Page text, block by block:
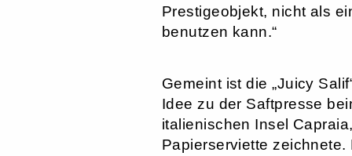
Prestigeobjekt, nicht als
benutzen kann.“
Gemeint ist die „Juicy
Idee zu der Saftpresse
italienischen Insel
Papierserviette